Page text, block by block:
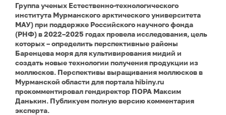
Группа ученых Естественно-технологического
института Мурманского арктического университета
МАУ) при поддержке Российского научного фонда
(РНФ) в 2022–2025 годах провела исследования, цель
которых – определить перспективные районы
Баренцева моря для культивирования мидий и
создать новые технологии получения продукции из
моллюсков. Перспективы выращивания моллюсков в
Мурманской области для портала hibiny.ru
прокомментировал гендиректор ПОРА Максим
Данькин. Публикуем полную версию комментария
эксперта.